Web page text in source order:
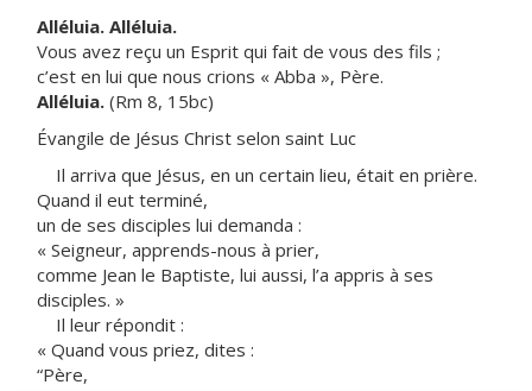
Alléluia. Alléluia.
Vous avez reçu un Esprit qui fait de vous des fils ;
c’est en lui que nous crions « Abba », Père.
Alléluia. (Rm 8, 15bc)
Évangile de Jésus Christ selon saint Luc
Il arriva que Jésus, en un certain lieu, était en prière.
Quand il eut terminé,
un de ses disciples lui demanda :
« Seigneur, apprends-nous à prier,
comme Jean le Baptiste, lui aussi, l’a appris à ses
disciples. »
Il leur répondit :
« Quand vous priez, dites :
“Père,